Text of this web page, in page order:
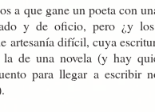
a que gane un poeta con
y de oficio, pero ¿y
artesanía difícil, cuya
de una novela (y hay
para llegar a escribir